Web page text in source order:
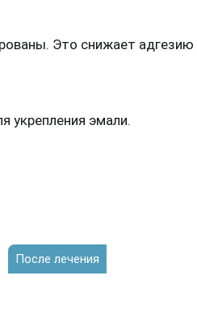
Это снижает адгезию
укрепления эмали.
После лечения